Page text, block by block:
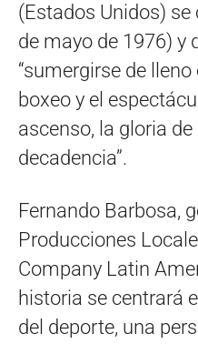
(Estados Unidos)
de mayo de 1976) y
“sumergirse de
boxeo y el
ascenso, la gloria
decadencia”.
Fernando Barbosa,
Producciones
Company Latin
historia se centrará
del deporte, una